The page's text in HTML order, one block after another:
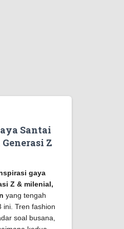
Santai
Z
gaya
Z & milenial,
yang tengah
ini. Tren fashion
soal busana,